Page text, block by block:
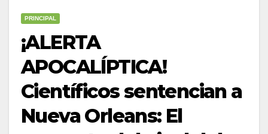
PRINCIPAL
¡ALERTA
APOCALÍPTICA!
Científicos sentencian a
Nueva Orleans: El